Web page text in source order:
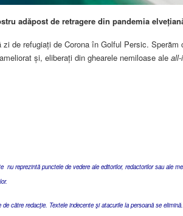
adăpost de retragere din pandemia
de refugiați de Corona în Golful Persic.
și, eliberați din ghearele nemiloase ale
nu reprezintă punctele de vedere ale editorilor, redactorilor sau ale
de către redacţie. Textele indecente şi atacurile la persoană se